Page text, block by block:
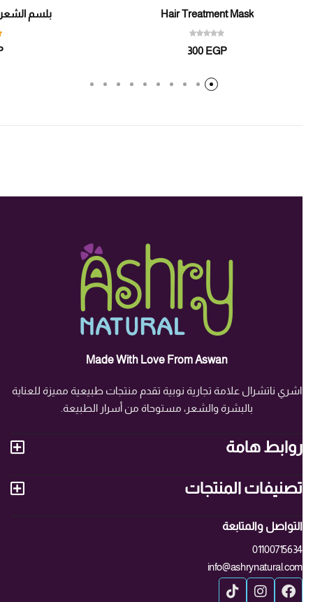
Hair Treatment Mask
300EGP
بلسم الشعر – Hair Conditioner
Made With Love From Aswan
اشري ناتشرال علامة تجارية نوبية تقدم منتجات طبيعية مميزة للعناية
بالبشرة والشعر، مستوحاة من أسرار الطبيعة.
روابط هامة
تصنيفات المنتجات
التواصل والمتابعة
01100715634
info@ashrynatural.com